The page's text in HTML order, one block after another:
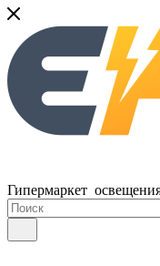
Гипермаркет